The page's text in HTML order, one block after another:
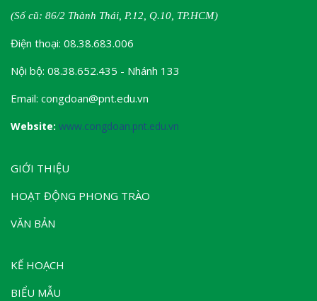
(Số cũ: 86/2 Thành Thái, P.12, Q.10, TP.HCM)
Điện thoại: 08.38.683.006
Nội bộ: 08.38.652.435 - Nhánh 133
Email: congdoan@pnt.edu.vn
Website: www.congdoan.pnt.edu.vn
GIỚI THIỆU
HOẠT ĐỘNG PHONG TRÀO
VĂN BẢN
KẾ HOẠCH
BIỂU MẪU